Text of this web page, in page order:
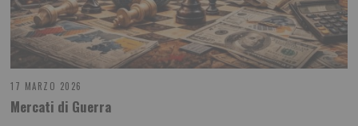
17 MARZO 2026
Mercati di Guerra